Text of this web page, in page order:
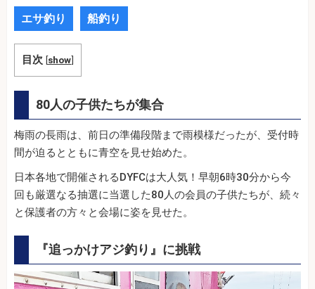
エサ釣り 船釣り
目次 [show]
80人の子供たちが集合
梅雨の長雨は、前日の準備段階まで雨模様だったが、受付時
間が迫るとともに青空を見せ始めた。
日本各地で開催されるDYFCは大人気！早朝6時30分から今
回も厳選なる抽選に当選した80人の会員の子供たちが、続々
と保護者の方々と会場に姿を見せた。
『追っかけアジ釣り』に挑戦